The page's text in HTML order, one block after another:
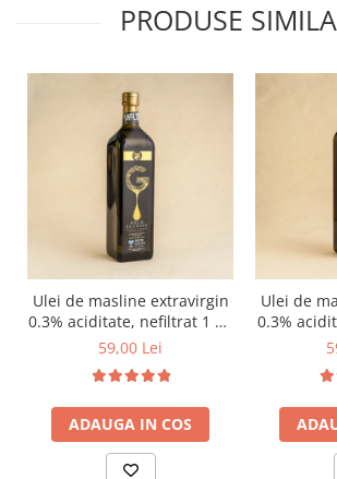
PRODUSE
Ulei de masline extravirgin
0.3% aciditate, nefiltrat 1 L -
presat la rece
59,00 Lei
ADAUGA IN COS
Ulei de
0.3%